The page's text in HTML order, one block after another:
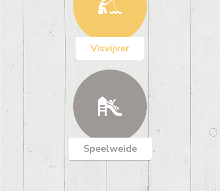
Visvijver
Speelweide